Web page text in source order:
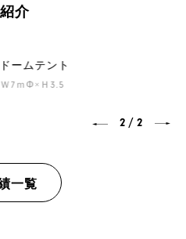
介
ームテント
7ｍΦ×Ｈ3.5
2 / 2
一覧